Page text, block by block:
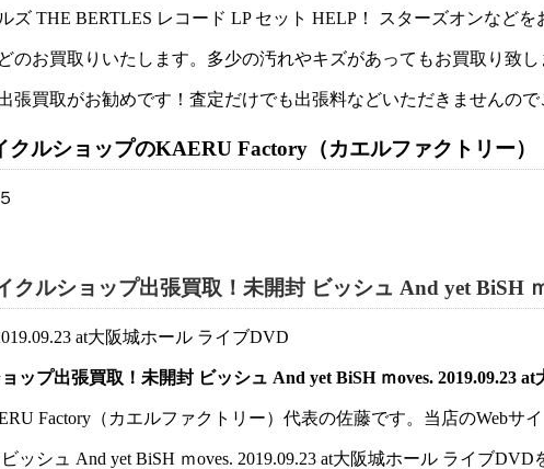
THE BERTLES レコード LP セット HELP！ スターズオンなどを
のお買取りいたします。多少の汚れやキズがあってもお買取り致
張買取がお勧めです！査定だけでも出張料などいただきませんので
ルショップのKAERU Factory（カエルファクトリー）
ルショップ出張買取！未開封 ビッシュ And yet BiSH
プ出張買取！未開封 ビッシュ And yet BiSH ｍoves. 2019.09.23
Factory（カエルファクトリー）代表の佐藤です。当店のWebサ
シュ And yet BiSH ｍoves. 2019.09.23 at大阪城ホール ライブDVD